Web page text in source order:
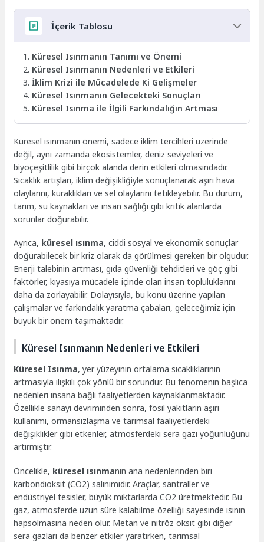
İçerik Tablosu
Küresel Isınmanın Tanımı ve Önemi
Küresel Isınmanın Nedenleri ve Etkileri
İklim Krizi ile Mücadelede Ki Gelişmeler
Küresel Isınmanın Gelecekteki Sonuçları
Küresel Isınma ile İlgili Farkındalığın Artması
Küresel ısınmanın önemi, sadece iklim tercihleri üzerinde
değil, aynı zamanda ekosistemler, deniz seviyeleri ve
biyoçeşitlilik gibi birçok alanda derin etkileri olmasındadır.
Sıcaklık artışları, iklim değişikliğiyle sonuçlanarak aşırı hava
olaylarını, kuraklıkları ve sel olaylarını tetikleyebilir. Bu durum,
tarım, su kaynakları ve insan sağlığı gibi kritik alanlarda
sorunlar doğurabilir.
Ayrıca, küresel ısınma, ciddi sosyal ve ekonomik sonuçlar
doğurabilecek bir kriz olarak da görülmesi gereken bir olgudur.
Enerji talebinin artması, gıda güvenliği tehditleri ve göç gibi
faktörler, kıyasıya mücadele içinde olan insan topluluklarını
daha da zorlayabilir. Dolayısıyla, bu konu üzerine yapılan
çalışmalar ve farkındalık yaratma çabaları, geleceğimiz için
büyük bir önem taşımaktadır.
Küresel Isınmanın Nedenleri ve Etkileri
Küresel Isınma, yer yüzeyinin ortalama sıcaklıklarının
artmasıyla ilişkili çok yönlü bir sorundur. Bu fenomenin başlıca
nedenleri insana bağlı faaliyetlerden kaynaklanmaktadır.
Özellikle sanayi devriminden sonra, fosil yakıtların aşırı
kullanımı, ormansızlaşma ve tarımsal faaliyetlerdeki
değişiklikler gibi etkenler, atmosferdeki sera gazı yoğunluğunu
artırmıştır.
Öncelikle, küresel ısınmanın ana nedenlerinden biri
karbondioksit (CO2) salınımıdır. Araçlar, santraller ve
endüstriyel tesisler, büyük miktarlarda CO2 üretmektedir. Bu
gaz, atmosferde uzun süre kalabilme özelliği sayesinde ısının
hapsolmasına neden olur. Metan ve nitröz oksit gibi diğer
sera gazları da benzer etkiler yaratırken, tarımsal